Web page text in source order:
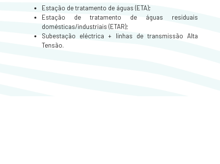
Estação de tratamento de águas (ETA);
Estação de tratamento de águas residuais
domésticas/industriais (ETAR);
Subestação eléctrica + linhas de transmissão Alta
Tensão.